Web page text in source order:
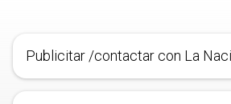
Publicitar /contactar con La